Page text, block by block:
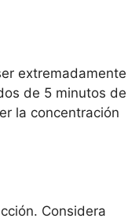
extremadamente
de 5 minutos de
la concentración
Considera